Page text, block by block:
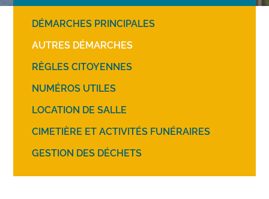
DÉMARCHES PRINCIPALES
AUTRES DÉMARCHES
RÈGLES CITOYENNES
NUMÉROS UTILES
LOCATION DE SALLE
CIMETIÈRE ET ACTIVITÉS FUNÉRAIRES
GESTION DES DÉCHETS